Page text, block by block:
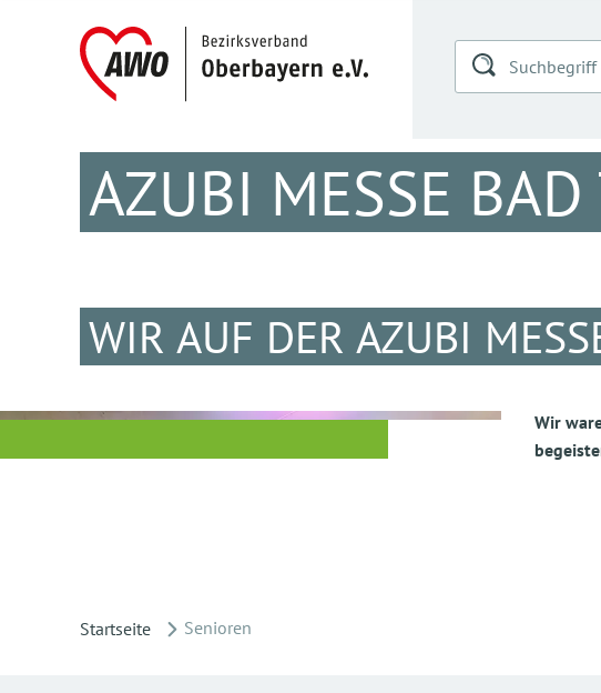
AZUBI MESSE BAD
WIR AUF DER AZUBI
Wir
Startseite Senioren